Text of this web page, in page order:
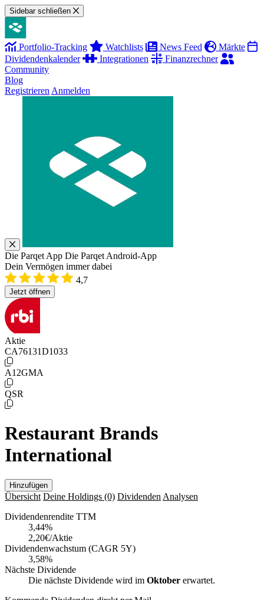
Sidebar schließen
Portfolio-Tracking Watchlists News Feed
Märkte
Dividendenkalender
Integrationen
Finanzrechner
Community
Blog
Registrieren Anmelden
Die Parqet App Die Parqet Android-App
Dein Vermögen immer dabei
4,7
Jetzt öffnen
Aktie
CA76131D1033
A12GMA
QSR
Restaurant Brands
International
Hinzufügen
Übersicht Deine Holdings (0) Dividenden Analysen
Dividendenrendite TTM
3,44%
2,20€/Aktie
Dividendenwachstum (CAGR 5Y)
3,58%
Nächste Dividende
Die nächste Dividende wird im Oktober erwartet.